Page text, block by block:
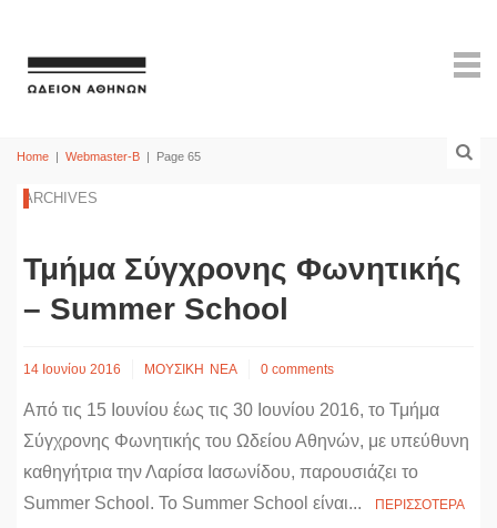
Home | Webmaster-B | Page 65
ARCHIVES
Τμήμα Σύγχρονης Φωνητικής
– Summer School
14 Ιουνίου 2016 ΜΟΥΣΙΚΗ ΝΕΑ 0 comments
Από τις 15 Ιουνίου έως τις 30 Ιουνίου 2016, το Τμήμα
Σύγχρονης Φωνητικής του Ωδείου Αθηνών, με υπεύθυνη
καθηγήτρια την Λαρίσα Ιασωνίδου, παρουσιάζει το
Summer School. Το Summer School είναι...
ΠΕΡΙΣΣΟΤΕΡΑ